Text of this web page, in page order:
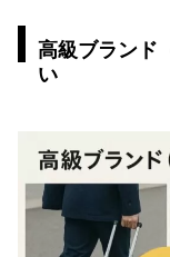
高級ブランド
い